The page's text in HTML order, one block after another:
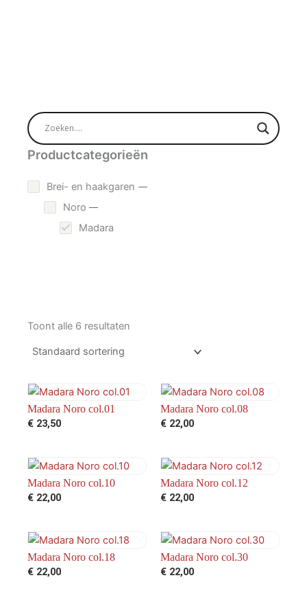
Productcategorieën
Brei- en haakgaren
Noro
Madara
Toont alle 6 resultaten
Madara Noro col.01
€ 23,50
Madara Noro col.08
€ 22,00
Madara Noro col.10
€ 22,00
Madara Noro col.12
€ 22,00
Madara Noro col.18
€ 22,00
Madara Noro col.30
€ 22,00